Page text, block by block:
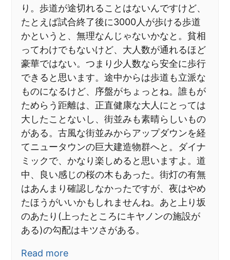
り。歩道が途切れることはないんですけど、
たとえば試合終了後に3000人が歩ける歩道
かというと、無理なんじゃないかなと。貧相
ってわけでもないけど、大人数が通れるほど
豪華ではない。つまり少人数なら安全に歩行
できると思います。途中からは歩道も立派な
ものになるけど、序盤がちょっとね。誰もが
ためらう距離は、正直健康な大人にとっては
大したことないし、街並みも素晴らしいもの
がある。古風な街並みからアップダウンを経
てニュータウンの巨大建造物群へと。ダイナ
ミックで、かなり楽しめると思いますよ。道
中、良い感じの桜の木もあった。街灯の有無
はあんまり確認しなかったですが、夜はやめ
たほうがいいかもしれませんね。あと上り坂
のあたり(上ったところにキヤノンの施設が
ある)の勾配はキツさがある。
Read more